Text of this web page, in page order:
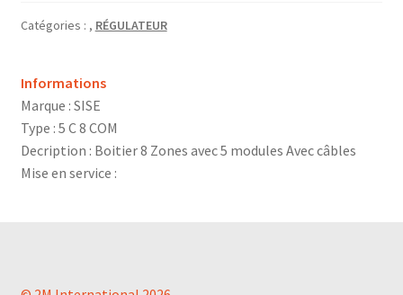
Catégories : , RÉGULATEUR
Informations
Marque : SISE
Type : 5 C 8 COM
Decription : Boitier 8 Zones avec 5 modules Avec câbles
Mise en service :